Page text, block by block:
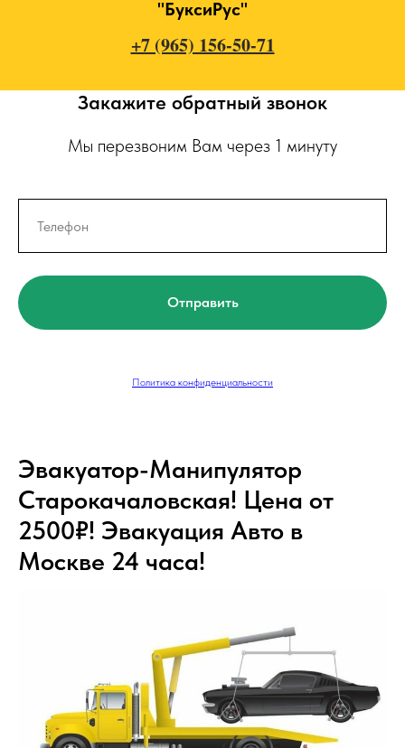
"БуксиРус"
+7 (965) 156-50-71
Закажите обратный звонок
Мы перезвоним Вам через 1 минуту
Отправить
Политика конфиденциальности
Эвакуатор-Манипулятор
Старокачаловская! Цена от
2500₽! Эвакуация Авто в
Москве 24 часа!